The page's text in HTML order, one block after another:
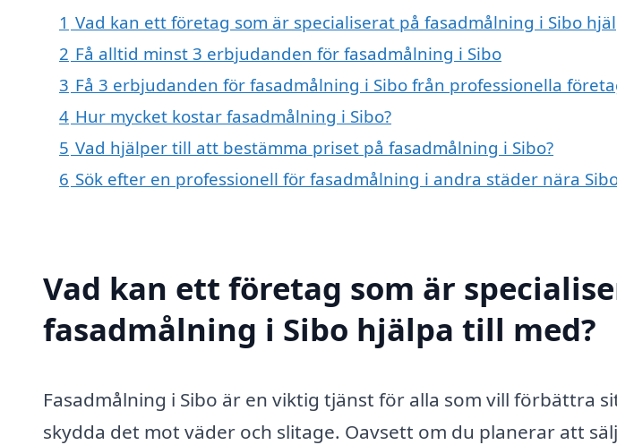
1 Vad kan ett företag som är specialiserat på fasadmålning i Sibo
2 Få alltid minst 3 erbjudanden för fasadmålning i Sibo
3 Få 3 erbjudanden för fasadmålning i Sibo från professionella
4 Hur mycket kostar fasadmålning i Sibo?
5 Vad hjälper till att bestämma priset på fasadmålning i Sibo?
6 Sök efter en professionell för fasadmålning i andra städer nära
Vad kan ett företag som är
fasadmålning i Sibo hjälpa till med?
Fasadmålning i Sibo är en viktig tjänst för alla som vill förbättra
skydda det mot väder och slitage. Oavsett om du planerar att